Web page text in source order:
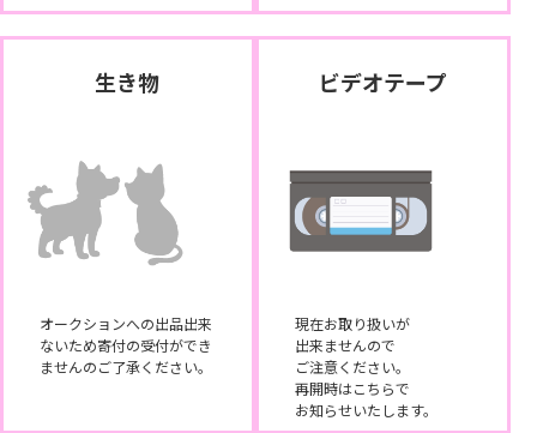
生き物
オークションへの出品出来
ないため寄付の受付ができ
ませんのご了承ください。
ビデオテープ
現在お取り扱いが
出来ませんので
ご注意ください。
再開時はこちらで
お知らせいたします。